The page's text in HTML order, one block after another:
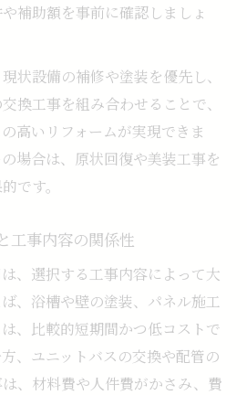
補助額を事前に確認しましょ
状設備の補修や塗装を優先し、
換工事を組み合わせることで、
高いリフォームが実現できま
場合は、原状回復や美装工事を
です。
工事内容の関係性
、選択する工事内容によって大
、浴槽や壁の塗装、パネル施工
、比較的短期間かつ低コストで
、ユニットバスの交換や配管の
、材料費や人件費がかさみ、費